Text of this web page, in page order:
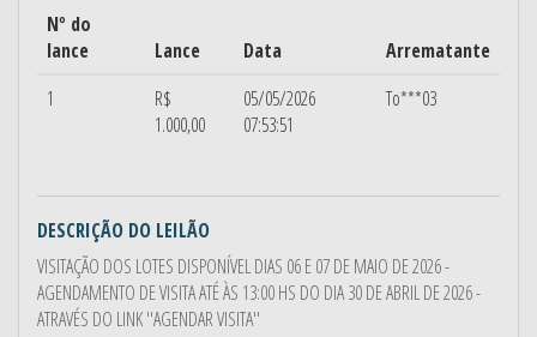
Nº do
lance
Lance Data
Arrematante
1
R$
1.000,00
05/05/2026
07:53:51
To***03
DESCRIÇÃO DO LEILÃO
VISITAÇÃO DOS LOTES DISPONÍVEL DIAS 06 E 07 DE MAIO DE 2026 -
AGENDAMENTO DE VISITA ATÉ ÀS 13:00 HS DO DIA 30 DE ABRIL DE 2026 -
ATRAVÉS DO LINK ''AGENDAR VISITA''